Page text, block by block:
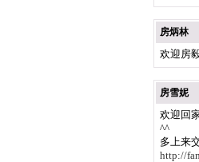
房炳林
欢迎房
房雪妮
欢迎回
^^
多上来
http://